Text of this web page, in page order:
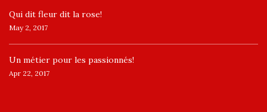
​Qui dit fleur dit la rose!
May 2, 2017
Un ​métier pour les passionnés​!
Apr 22, 2017